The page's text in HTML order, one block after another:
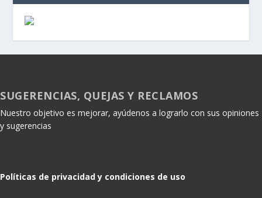
SUGERENCIAS, QUEJAS Y RECLAMOS
Nuestro objetivo es mejorar, ayúdenos a lograrlo con sus opiniones
y sugerencias
Políticas de privacidad y condiciones de uso